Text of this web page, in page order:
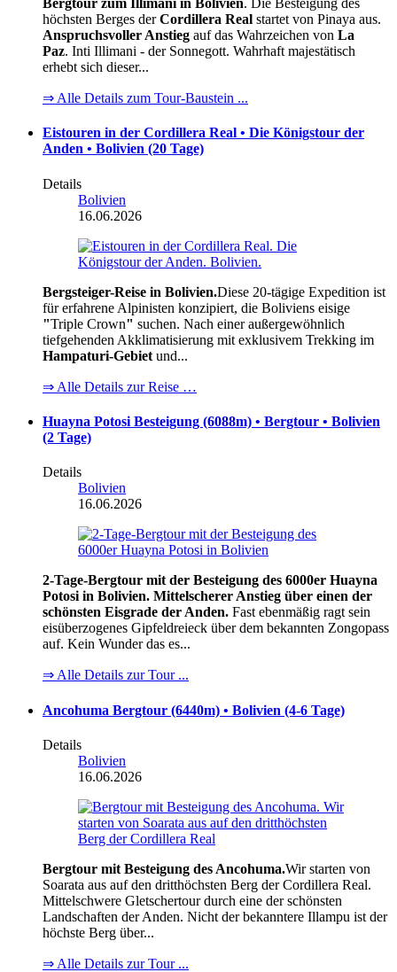
Bergtour zum Illimani in Bolivien. Die Besteigung des
höchsten Berges derCordillera Real startet von Pinaya aus.
Anspruchsvoller Anstieg auf das Wahrzeichen von La
Paz. Inti Illimani - der Sonnegott. Wahrhaft majestätisch
erhebt sich dieser...
⇒ Alle Details zum Tour-Baustein ...
Eistouren in der Cordillera Real • Die Königstour der
Anden • Bolivien (20 Tage)
Details
Bolivien
16.06.2026
Bergsteiger-Reise in Bolivien.Diese 20-tägige Expedition ist
für erfahrene Alpinisten konzipiert, die Boliviens eisige
"Triple Crown" suchen. Nach einer außergewöhnlich
tiefgehenden Akklimatisierung mit exklusivem Trekking im
Hampaturi-Gebiet und...
⇒ Alle Details zur Reise …
Huayna Potosi Besteigung (6088m) • Bergtour • Bolivien
(2 Tage)
Details
Bolivien
16.06.2026
2-Tage-Bergtour mit der Besteigung des 6000er Huayna
Potosi in Bolivien. Mittelscherer Anstieg über einen der
schönsten Eisgrade der Anden. Fast ebenmäßig ragt sein
eisüberzogenes Gipfeldreieck über dem bekannten Zongopass
auf. Kein Wunder das es...
⇒ Alle Details zur Tour ...
Ancohuma Bergtour (6440m) • Bolivien (4-6 Tage)
Details
Bolivien
16.06.2026
Bergtour mit Besteigung des Ancohuma.Wir starten von
Soarata aus auf den dritthöchsten Berg der Cordillera Real.
Mittelschwere Gletschertour durch eine der schönsten
Landschaften der Anden. Nicht der bekanntere Illampu ist der
höchste Berg über...
⇒ Alle Details zur Tour ...